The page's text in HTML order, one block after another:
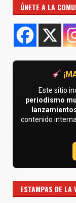
ÚNETE A LA
Este sitio
periodismo
contenido
ESTAMPAS DE LA